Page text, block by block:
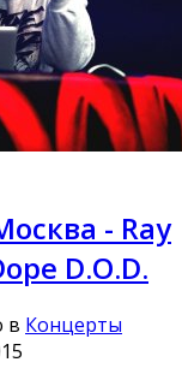
- Ray
D.O.D.
в Концерты